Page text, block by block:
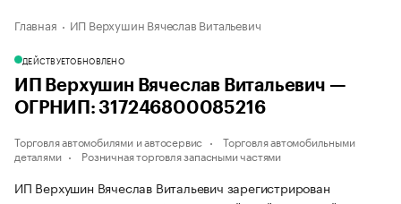
Главная ИП Верхушин Вячеслав Витальевич
ДЕЙСТВУЕТОБНОВЛЕНО
ИП Верхушин Вячеслав Витальевич —
ОГРНИП: 317246800085216
Торговля автомобилями и автосервис
Торговля автомобильными
деталями
Розничная торговля запасными частями
ИП Верхушин Вячеслав Витальевич зарегистрирован